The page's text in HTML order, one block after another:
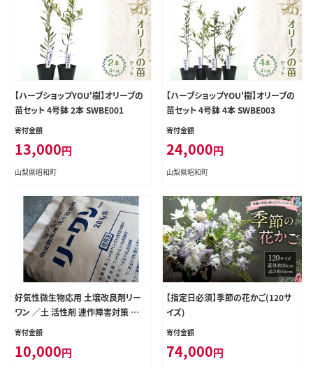
【ハーブショップYOU'樹】オリーブの
苗セット 4号鉢 2本 SWBE001
寄付金額
13,000円
山梨県昭和町
【ハーブショップYOU'樹】オリーブの
苗セット 4号鉢 4本 SWBE003
寄付金額
24,000円
山梨県昭和町
好気性微生物応用 土壌改良剤リー
ワン ／土 活性剤 連作障害対策 有
機JAS適合資材 奈良県 宇陀市
寄付金額
10,000円
【指定日必須】季節の花かご(120サ
イズ)
寄付金額
74,000円